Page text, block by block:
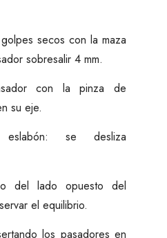
secos con la maza
sobresalir 4 mm.
con la pinza de
su eje.
se desliza
del lado opuesto del
el equilibrio.
los pasadores en